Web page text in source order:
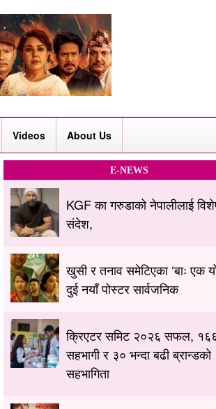
Videos About Us
E-NEWS
KGF का गरुडाको नेपालीलाई
संदेश,
खुसी र तनाव समेटिएका ‘बाः एक
दुई नयाँ पोस्टर सार्वजनिक
क्रिएटर समिट २०२६ सफल,
सहभागी र ३० भन्दा बढी ब्रान्डको
सहभागिता